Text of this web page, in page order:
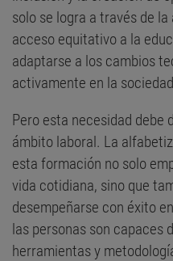
solo se logra a través de
acceso equitativo a la
adaptarse a los cambios
activamente en la
Pero esta necesidad debe
ámbito laboral. La
esta formación no solo
vida cotidiana, sino que
desempeñarse con éxito
las personas son capaces
herramientas y